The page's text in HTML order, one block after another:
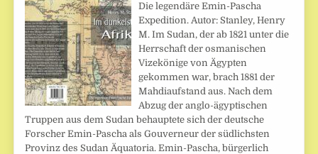
Die legendäre Emin-Pascha
Expedition. Autor: Stanley, Henry
M. Im Sudan, der ab 1821 unter die
Herrschaft der osmanischen
Vizekönige von Ägypten
gekommen war, brach 1881 der
Mahdiaufstand aus. Nach dem
Abzug der anglo-ägyptischen
Truppen aus dem Sudan behauptete sich der deutsche
Forscher Emin-Pascha als Gouverneur der südlichsten
Provinz des Sudan Äquatoria. Emin-Pascha, bürgerlich